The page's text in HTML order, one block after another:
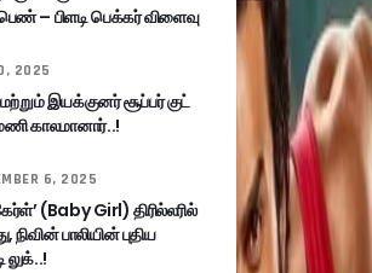
– பிளடி பெக்கர் விளைவு
2025
மற்றும் இயக்குனர் சூப்பர் குட்
காலமானார்..!
6, 2025
(Baby Girl) திரில்லரில்
நிவின் பாலியின் புதிய
லுக்..!